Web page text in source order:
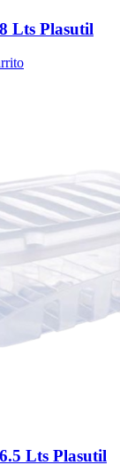
Lts Plasutil
Lts Plasutil